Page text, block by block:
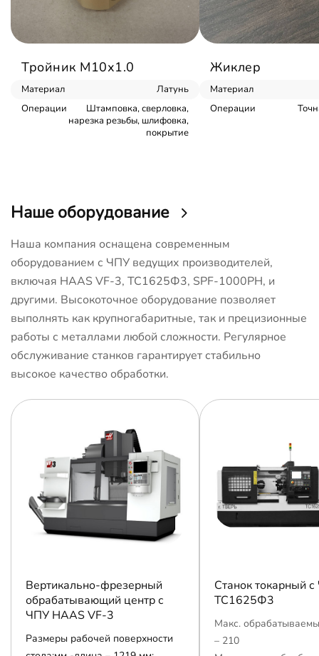
Тройник М10х1.0
Материал
Латунь
Операции
Штамповка, сверловка,
нарезка резьбы, шлифовка,
покрытие
Жиклер
Материал
Операции
Наше оборудование
Наша компания оснащена современным
оборудованием с ЧПУ ведущих производителей,
включая HAAS VF-3, ТС1625Ф3, SPF-1000PH, и
другими. Высокоточное оборудование позволяет
выполнять как крупногабаритные, так и прецизионные
работы с металлами любой сложности. Регулярное
обслуживание станков гарантирует стабильно
высокое качество обработки.
Вертикально-фрезерный
обрабатывающий центр с
ЧПУ HAAS VF-3
Размеры рабочей поверхности
Станок токарный
ТС1625Ф3
Макс.
– 210